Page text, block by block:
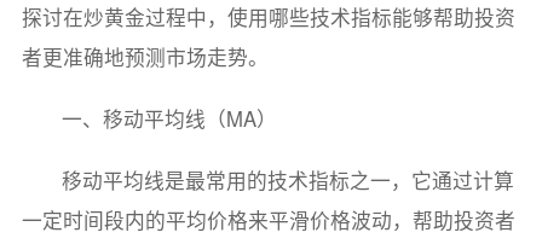
探讨在炒黄金过程中，使用哪些技术指标能够帮助投资
者更准确地预测市场走势。
一、移动平均线（MA）
移动平均线是最常用的技术指标之一，它通过计算
一定时间段内的平均价格来平滑价格波动，帮助投资者